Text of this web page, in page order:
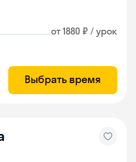
от 1880 ₽ / урок
Выбрать время